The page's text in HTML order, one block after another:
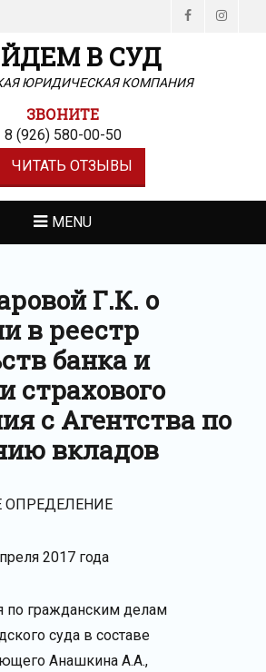
Facebook
В СУД
ЮРИДИЧЕСКАЯ КОМПАНИЯ
ЗВОНИТЕ
8 (926) 580-00-50
ЧИТАТЬ ОТЗЫВЫ
MENU
Г.К. о
в реестр
банка и
страхового
с Агентства по
вкладов
2017 года
по гражданским делам
суда в составе
Анашкина А.А.,